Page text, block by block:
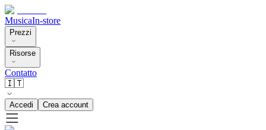
MusicaIn-store
Prezzi
Risorse
Contatto
🇮🇹
Accedi Crea account